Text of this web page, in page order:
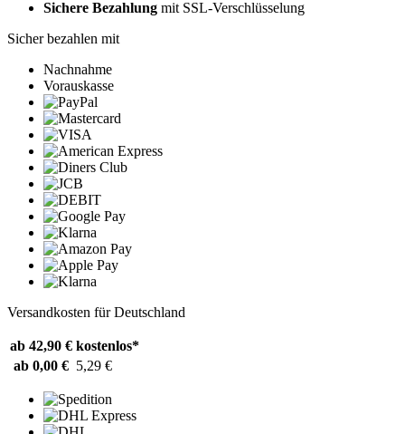
Sichere Bezahlung mit SSL-Verschlüsselung
Sicher bezahlen mit
Nachnahme
Vorauskasse
Versandkosten für Deutschland
ab 42,90 € kostenlos*
ab 0,00 € 5,29 €